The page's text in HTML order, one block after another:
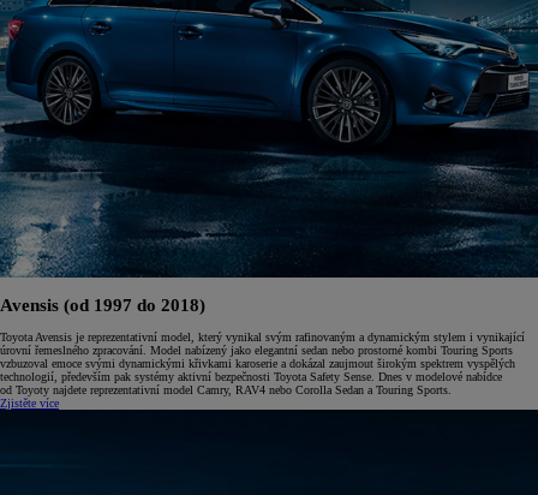
Avensis (od 1997 do 2018)
Toyota Avensis je reprezentativní model, který vynikal svým rafinovaným a dynamickým stylem i vynikající
úrovní řemeslného zpracování. Model nabízený jako elegantní sedan nebo prostorné kombi Touring Sports
vzbuzoval emoce svými dynamickými křivkami karoserie a dokázal zaujmout širokým spektrem vyspělých
technologií, především pak systémy aktivní bezpečnosti Toyota Safety Sense. Dnes v modelové nabídce
od Toyoty najdete reprezentativní model Camry, RAV4 nebo Corolla Sedan a Touring Sports.
Zjistěte více